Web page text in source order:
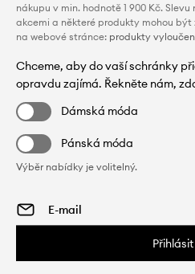
nákupu v min. hodnotě 1 900 Kč.
akcemi a některé produkty mohou být
na webové stránce: produkty
Chceme, aby do vaší schránky
opravdu zajímá. Řekněte nám,
Dámská móda
Pánská móda
Výběr nabídky je volitelný.